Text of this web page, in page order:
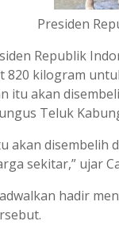
Presiden
Republik
820 kilogram
itu akan
Teluk
akan
sekitar,” ujar
hadir